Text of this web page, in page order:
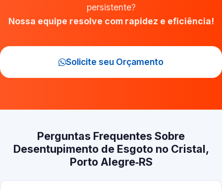
persistente?
Nossa equipe resolve com rapidez e eficiência!
Solicite seu Orçamento
Perguntas Frequentes Sobre
Desentupimento de Esgoto no Cristal,
Porto Alegre‑RS